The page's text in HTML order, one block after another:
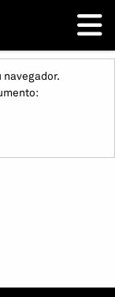
navegador.